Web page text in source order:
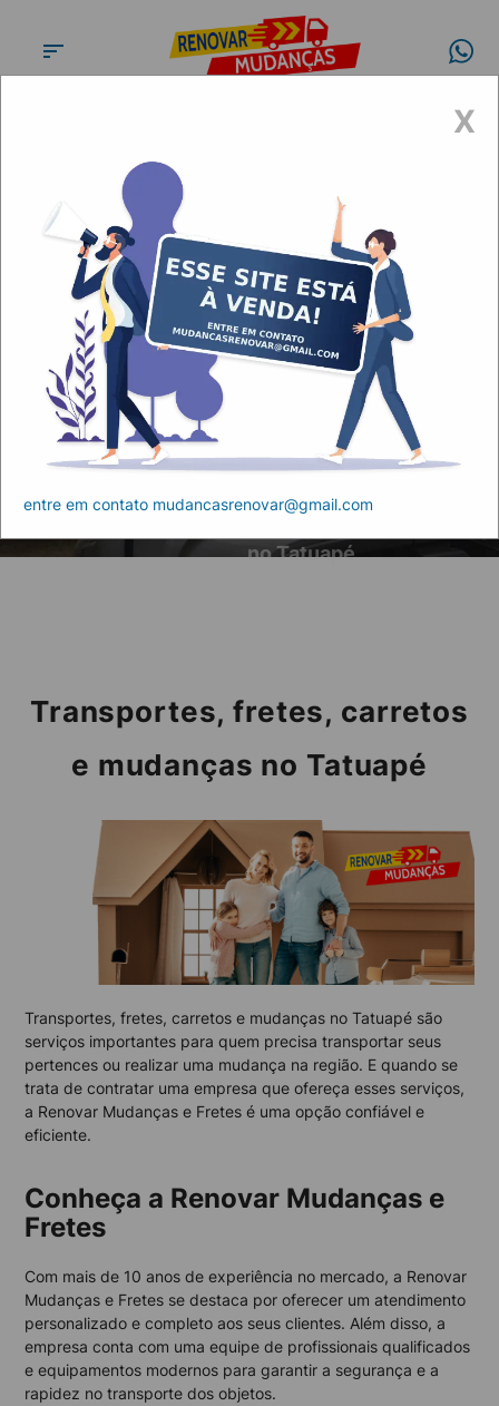
Transportes, fretes, carretos
e mudanças no Tatuapé
Artigos
Transportes, fretes,
no Tatuapé
Transportes, fretes, carretos
e mudanças no Tatuapé
Transportes, fretes, carretos e mudanças no Tatuapé são
serviços importantes para quem precisa transportar seus
pertences ou realizar uma mudança na região. E quando se
trata de contratar uma empresa que ofereça esses serviços,
a Renovar Mudanças e Fretes é uma opção confiável e
eficiente.
Conheça a Renovar Mudanças e
Fretes
Com mais de 10 anos de experiência no mercado, a Renovar
Mudanças e Fretes se destaca por oferecer um atendimento
personalizado e completo aos seus clientes. Além disso, a
empresa conta com uma equipe de profissionais qualificados
e equipamentos modernos para garantir a segurança e a
rapidez no transporte dos objetos.
X
entre em contato mudancasrenovar@gmail.com